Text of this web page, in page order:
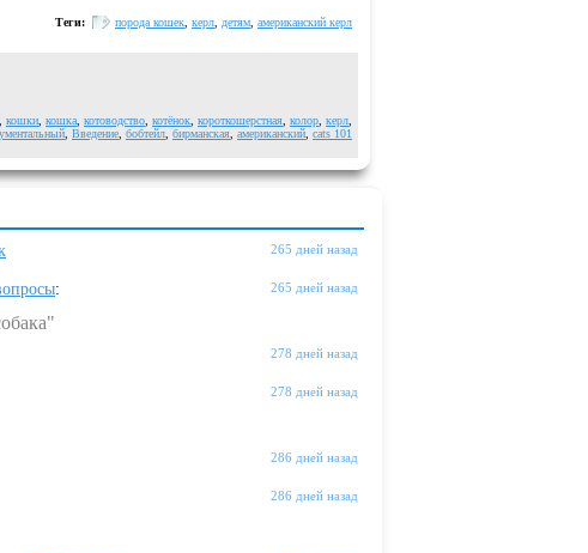
Теги: порода кошек керл детям американский керл
кошки кошка котоводство котёнок короткошерстная колор керл
Введение бобтейл бирманская американский cats 101
265 дней назад
265 дней назад
:
278 дней назад
278 дней назад
286 дней назад
286 дней назад